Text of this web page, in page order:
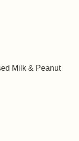
Milk & Peanut